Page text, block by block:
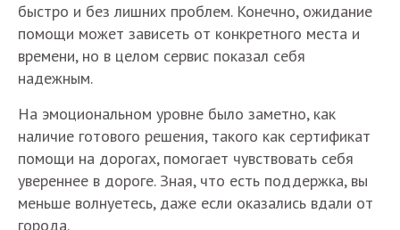
быстро и без лишних проблем. Конечно, ожидание
помощи может зависеть от конкретного места и
времени, но в целом сервис показал себя
надежным.
На эмоциональном уровне было заметно, как
наличие готового решения, такого как сертификат
помощи на дорогах, помогает чувствовать себя
увереннее в дороге. Зная, что есть поддержка, вы
меньше волнуетесь, даже если оказались вдали от
города.